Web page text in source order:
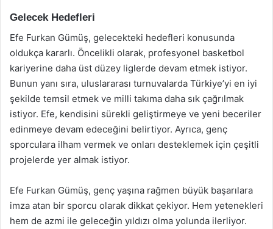
Gelecek Hedefleri
Efe Furkan Gümüş, gelecekteki hedefleri konusunda
oldukça kararlı. Öncelikli olarak, profesyonel basketbol
kariyerine daha üst düzey liglerde devam etmek istiyor.
Bunun yanı sıra, uluslararası turnuvalarda Türkiye’yi en iyi
şekilde temsil etmek ve milli takıma daha sık çağrılmak
istiyor. Efe, kendisini sürekli geliştirmeye ve yeni beceriler
edinmeye devam edeceğini belirtiyor. Ayrıca, genç
sporculara ilham vermek ve onları desteklemek için çeşitli
projelerde yer almak istiyor.
Efe Furkan Gümüş, genç yaşına rağmen büyük başarılara
imza atan bir sporcu olarak dikkat çekiyor. Hem yetenekleri
hem de azmi ile geleceğin yıldızı olma yolunda ilerliyor.